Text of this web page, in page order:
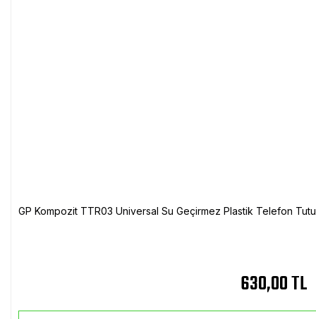
GP Kompozit TTR03 Universal Su Geçirmez Plastik Telefon
630,00 TL